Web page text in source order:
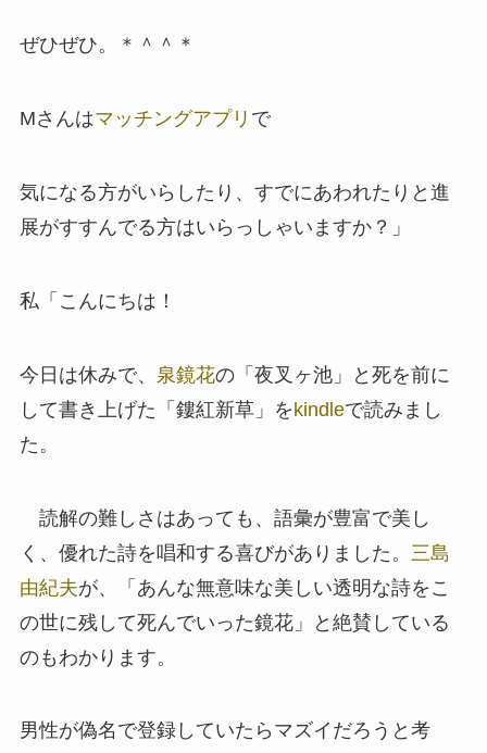
ぜひぜひ。＊＾＾＊
Mさんはマッチングアプリ で
気になる方がいらしたり、すでにあわれたりと進
展がすすんでる方はいらっしゃいますか？」
私「こんにちは！
今日は休みで、 泉鏡花の「夜叉ヶ池」と死を前に
して書き上げた「鏤紅新草」をkindleで読みまし
た。
読解の難しさはあっても、語彙が豊富で美し
く、優れた詩を唱和する喜びがありました。 三島
由紀夫が、「あんな無意味な美しい透明な詩をこ
の世に残して死んでいった鏡花」と絶賛している
のもわかります。
男性が偽名で登録していたらマズイだろうと考